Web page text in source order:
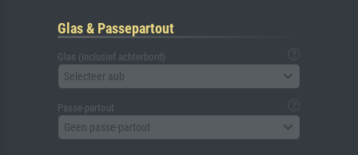
Glas & Passepartout
Glas (inclusief achterbord)
Selecteer aub
Passe-partout
Geen passe-partout